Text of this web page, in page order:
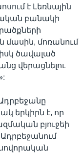
է Լեռնային
բանակի
մասին, մոռանում
իսկ ծավալած
վերացնելու
երկիրն է, որ
բյուջեի
սովորական